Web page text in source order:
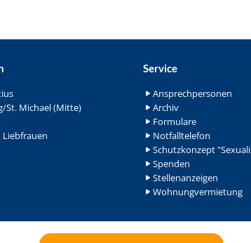
St. Michael (Mitte)
Liebfrauen
Service
Ansprechpersonen
Archiv
Formulare
Notfalltelefon
Schutzkonzept
Spenden
Stellenanzeigen
Wohnungvermietung